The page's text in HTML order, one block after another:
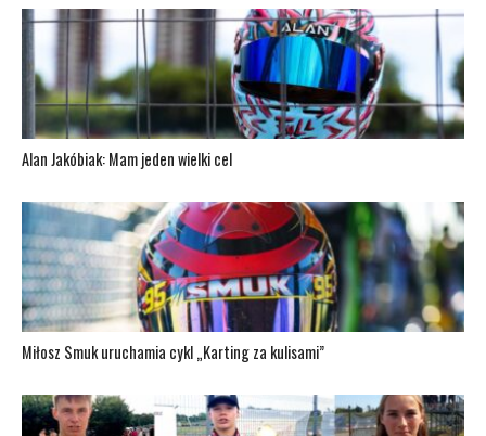
Alan Jakóbiak: Mam jeden wielki cel
Miłosz Smuk uruchamia cykl „Karting za kulisami”